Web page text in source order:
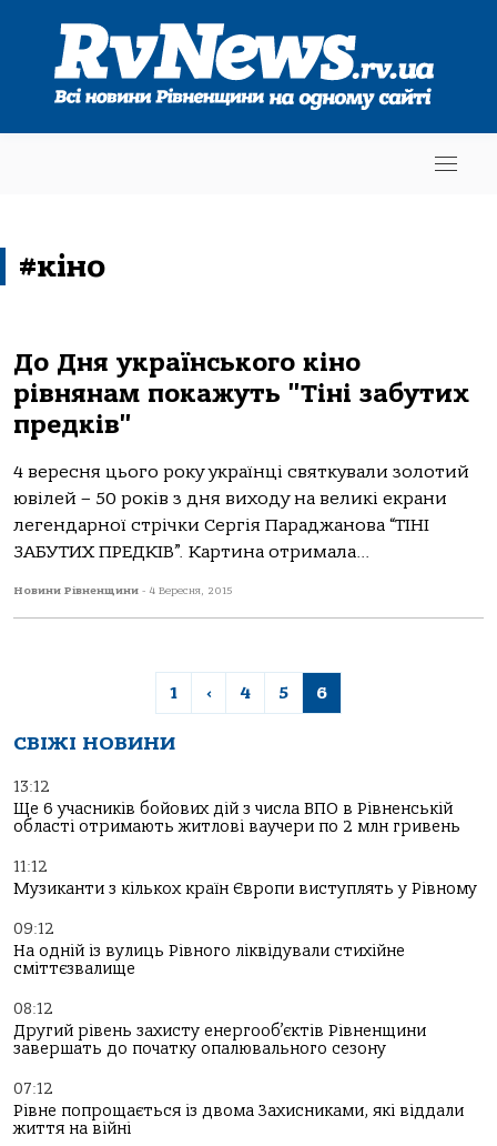
#кіно
До Дня українського кіно
рівнянам покажуть "Тіні забутих
предків"
4 вересня цього року українці святкували золотий
ювілей – 50 років з дня виходу на великі екрани
легендарної стрічки Сергія Параджанова “ТІНІ
ЗАБУТИХ ПРЕДКІВ”. Картина отримала...
Новини Рівненщини - 4 Вересня, 2015
1 ‹ 4 5 6
СВІЖІ НОВИНИ
13:12
Ще 6 учасників бойових дій з числа ВПО в Рівненській
області отримають житлові ваучери по 2 млн гривень
11:12
Музиканти з кількох країн Європи виступлять у Рівному
09:12
На одній із вулиць Рівного ліквідували стихійне
сміттєзвалище
08:12
Другий рівень захисту енергооб’єктів Рівненщини
завершать до початку опалювального сезону
07:12
Рівне попрощається із двома Захисниками, які віддали
життя на війні